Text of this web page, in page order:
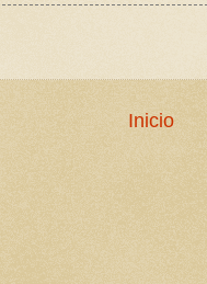
Inicio